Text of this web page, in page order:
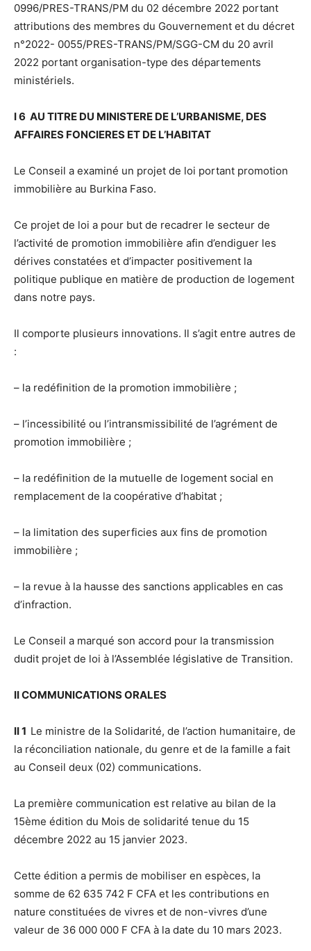
0996/PRES-TRANS/PM du 02 décembre 2022 portant
attributions des membres du Gouvernement et du décret
n°2022- 0055/PRES-TRANS/PM/SGG-CM du 20 avril
2022 portant organisation-type des départements
ministériels.
I 6 AU TITRE DU MINISTERE DE L’URBANISME, DES
AFFAIRES FONCIERES ET DE L’HABITAT
Le Conseil a examiné un projet de loi portant promotion
immobilière au Burkina Faso.
Ce projet de loi a pour but de recadrer le secteur de
l’activité de promotion immobilière afin d’endiguer les
dérives constatées et d’impacter positivement la
politique publique en matière de production de logement
dans notre pays.
Il comporte plusieurs innovations. Il s’agit entre autres de
:
– la redéfinition de la promotion immobilière ;
– l’incessibilité ou l’intransmissibilité de l’agrément de
promotion immobilière ;
– la redéfinition de la mutuelle de logement social en
remplacement de la coopérative d’habitat ;
– la limitation des superficies aux fins de promotion
immobilière ;
– la revue à la hausse des sanctions applicables en cas
d’infraction.
Le Conseil a marqué son accord pour la transmission
dudit projet de loi à l’Assemblée législative de Transition.
II COMMUNICATIONS ORALES
II 1 Le ministre de la Solidarité, de l’action humanitaire, de
la réconciliation nationale, du genre et de la famille a fait
au Conseil deux (02) communications.
La première communication est relative au bilan de la
15ème édition du Mois de solidarité tenue du 15
décembre 2022 au 15 janvier 2023.
Cette édition a permis de mobiliser en espèces, la
somme de 62 635 742 F CFA et les contributions en
nature constituées de vivres et de non-vivres d’une
valeur de 36 000 000 F CFA à la date du 10 mars 2023.